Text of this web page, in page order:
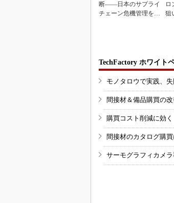
断――日本のサプライ
チェーン危機管理を変
ロ
狙
TechFactory ホワイト
モノタロウで実践、
間接材＆備品購買の
購買コスト削減に効
間接材のカタログ購
サーモグラフィカメ